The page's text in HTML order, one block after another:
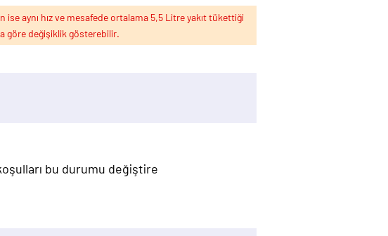
ise aynı hız ve mesafede ortalama 5,5 Litre yakıt tükettiği
göre değişiklik gösterebilir.
bu durumu değiştire